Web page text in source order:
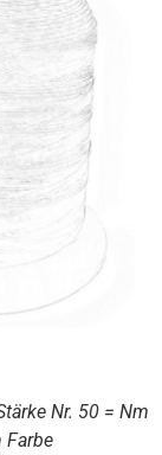
Nr. 50 = Nm
Farbe
DIESES
PRODUKT
MEHRERE
VARIANTEN
AUF.
KÖNNEN
AUF